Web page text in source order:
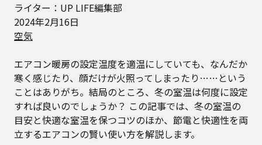
ライター：UP LIFE編集部
2024年2月16日
空気
エアコン暖房の設定温度を適温にしていても、なんだか
寒く感じたり、顔だけが火照ってしまったり……という
ことはありがち。結局のところ、冬の室温は何度に設定
すれば良いのでしょうか？ この記事では、冬の室温の
目安と快適な室温を保つコツのほか、節電と快適性を両
立するエアコンの賢い使い方を解説します。